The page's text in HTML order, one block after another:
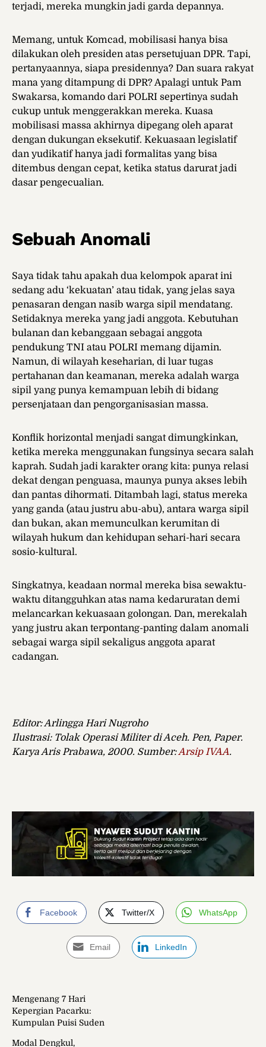
terjadi, mereka mungkin jadi garda depannya.
Memang, untuk Komcad, mobilisasi hanya bisa
dilakukan oleh presiden atas persetujuan DPR. Tapi,
pertanyaannya, siapa presidennya? Dan suara rakyat
mana yang ditampung di DPR? Apalagi untuk Pam
Swakarsa, komando dari POLRI sepertinya sudah
cukup untuk menggerakkan mereka. Kuasa
mobilisasi massa akhirnya dipegang oleh aparat
dengan dukungan eksekutif. Kekuasaan legislatif
dan yudikatif hanya jadi formalitas yang bisa
ditembus dengan cepat, ketika status darurat jadi
dasar pengecualian.
Sebuah Anomali
Saya tidak tahu apakah dua kelompok aparat ini
sedang adu ‘kekuatan’ atau tidak, yang jelas saya
penasaran dengan nasib warga sipil mendatang.
Setidaknya mereka yang jadi anggota. Kebutuhan
bulanan dan kebanggaan sebagai anggota
pendukung TNI atau POLRI memang dijamin.
Namun, di wilayah keseharian, di luar tugas
pertahanan dan keamanan, mereka adalah warga
sipil yang punya kemampuan lebih di bidang
persenjataan dan pengorganisasian massa.
Konflik horizontal menjadi sangat dimungkinkan,
ketika mereka menggunakan fungsinya secara salah
kaprah. Sudah jadi karakter orang kita: punya relasi
dekat dengan penguasa, maunya punya akses lebih
dan pantas dihormati. Ditambah lagi, status mereka
yang ganda (atau justru abu-abu), antara warga sipil
dan bukan, akan memunculkan kerumitan di
wilayah hukum dan kehidupan sehari-hari secara
sosio-kultural.
Singkatnya, keadaan normal mereka bisa sewaktu-
waktu ditangguhkan atas nama kedaruratan demi
melancarkan kekuasaan golongan. Dan, merekalah
yang justru akan terpontang-panting dalam anomali
sebagai warga sipil sekaligus anggota aparat
cadangan.
Editor: Arlingga Hari Nugroho
Ilustrasi: Tolak Operasi Militer di Aceh. Pen, Paper.
Karya Aris Prabawa, 2000. Sumber:Arsip IVAA.
Facebook Twitter/X WhatsApp
Email LinkedIn
Mengenang 7 Hari
Kepergian Pacarku:
Kumpulan Puisi Suden
Modal Dengkul,